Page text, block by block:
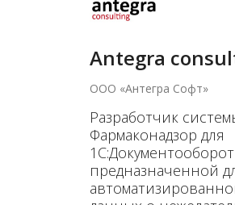
Antegra
ООО «Антегра Софт»
Разработчик
Фармаконадзор для
1С:Документооборот
предназначенной